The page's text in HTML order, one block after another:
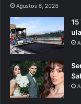
Ağustos 6, 2026
15